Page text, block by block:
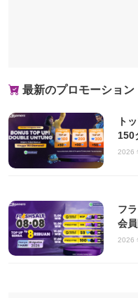
最新のプロモーション
ト
150
2026
フ
会
2026